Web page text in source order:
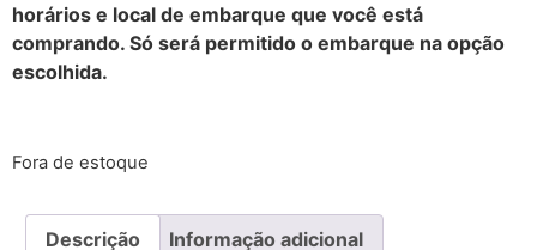
horários e local de embarque que você está
comprando. Só será permitido o embarque na opção
escolhida.
Fora de estoque
Descrição Informação adicional